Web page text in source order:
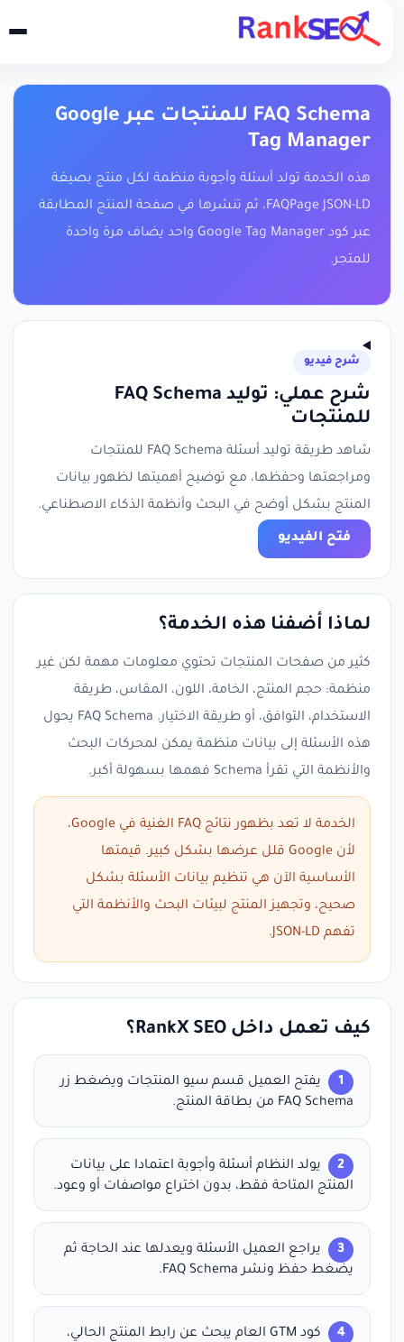
FAQ Schema للمنتجات عبر Google
Tag Manager
هذه الخدمة تولد أسئلة وأجوبة منظمة لكل منتج بصيغة
FAQPage JSON-LD، ثم تنشرها في صفحة المنتج المطابقة
عبر كود Google Tag Manager واحد يضاف مرة واحدة
للمتجر.
شرح فيديو
شرح عملي: توليد FAQ Schema
للمنتجات
شاهد طريقة توليد أسئلة FAQ Schema للمنتجات
ومراجعتها وحفظها، مع توضيح أهميتها لظهور بيانات
المنتج بشكل أوضح في البحث وأنظمة الذكاء الاصطناعي.
فتح الفيديو
لماذا أضفنا هذه الخدمة؟
كثير من صفحات المنتجات تحتوي معلومات مهمة لكن غير
منظمة: حجم المنتج، الخامة، اللون، المقاس، طريقة
الاستخدام، التوافق، أو طريقة الاختيار. FAQ Schema يحول
هذه الأسئلة إلى بيانات منظمة يمكن لمحركات البحث
والأنظمة التي تقرأ Schema فهمها بسهولة أكبر.
الخدمة لا تعد بظهور نتائج FAQ الغنية في Google،
لأن Google قلل عرضها بشكل كبير. قيمتها
الأساسية الآن هي تنظيم بيانات الأسئلة بشكل
صحيح، وتجهيز المنتج لبيئات البحث والأنظمة التي
تفهم JSON-LD.
كيف تعمل داخل RankX SEO؟
يفتح العميل قسم سيو المنتجات ويضغط زر
FAQ Schema من بطاقة المنتج.
يولد النظام أسئلة وأجوبة اعتمادا على بيانات
المنتج المتاحة فقط، بدون اختراع مواصفات أو وعود.
يراجع العميل الأسئلة ويعدلها عند الحاجة ثم
يضغط حفظ ونشر FAQ Schema.
كود GTM العام يبحث عن رابط المنتج الحالي،